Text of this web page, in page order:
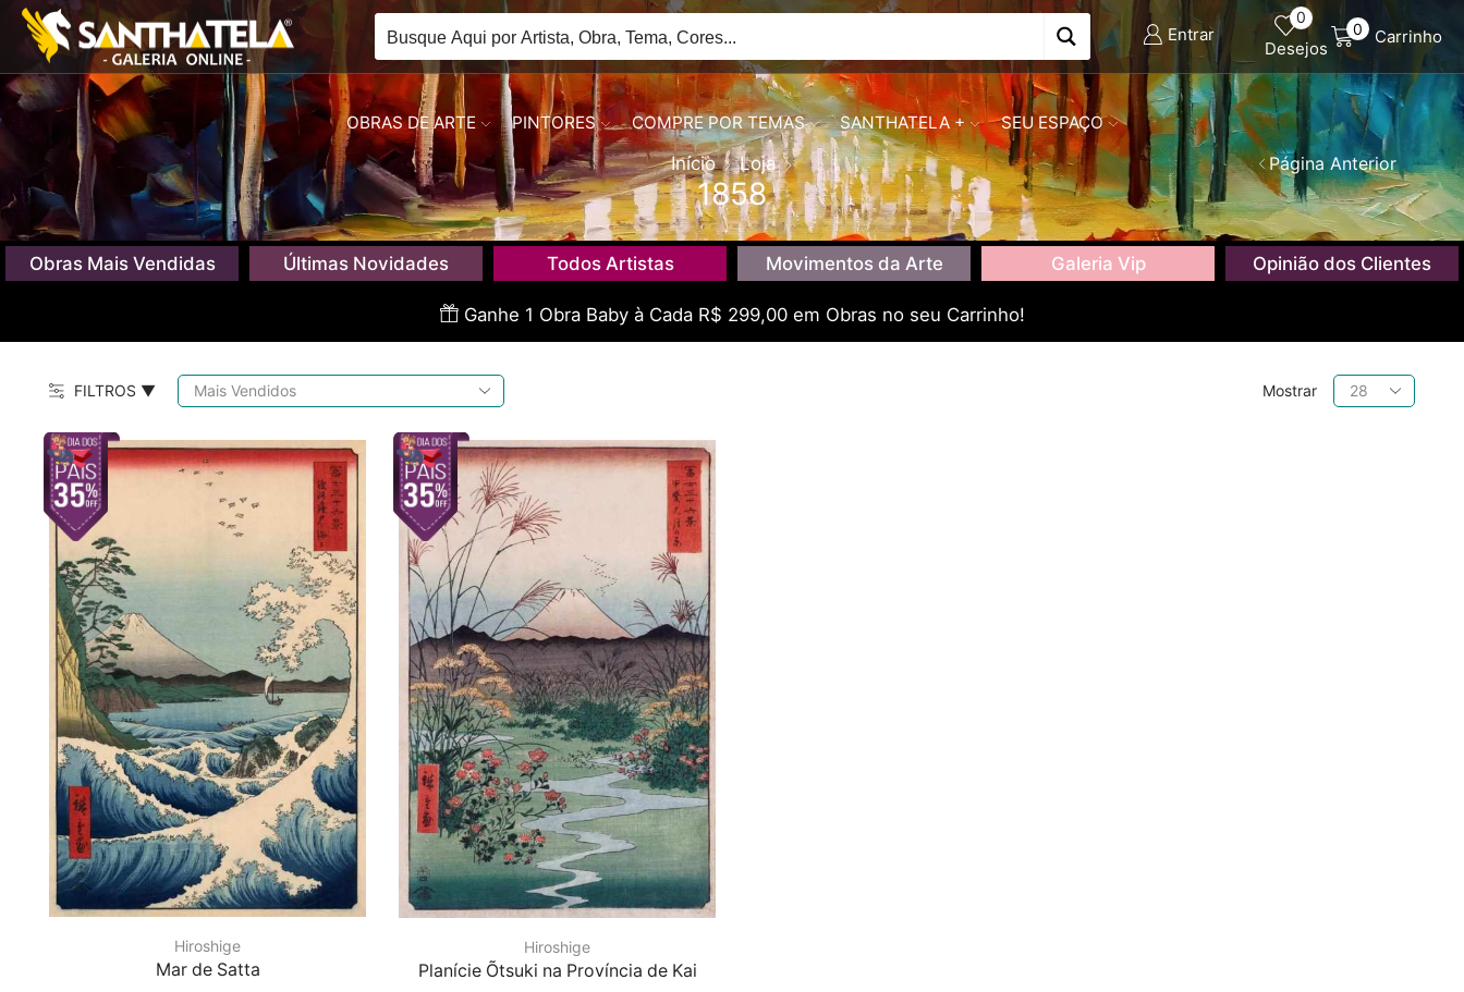
Entrar
0
Desejos
0 Carrinho
OBRAS DE ARTE PINTORES COMPRE POR TEMAS SANTHATELA + SEU ESPAÇO
Início Loja
1858
Página Anterior
Obras Mais Vendidas Últimas Novidades Todos Artistas Movimentos da Arte Galeria Vip Opinião dos Clientes
Ganhe 1 Obra Baby à Cada R$ 299,00 em Obras no seu Carrinho!
FILTROS ▼ Mostrar
Produtos
por
Hiroshige
Mar de Satta
Hiroshige
Planície Õtsuki na Província de Kai